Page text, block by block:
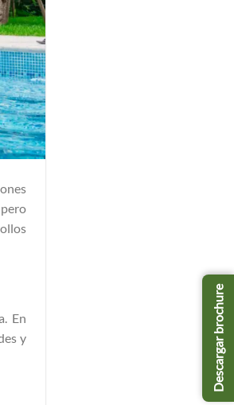
En
y
Descargar brochure